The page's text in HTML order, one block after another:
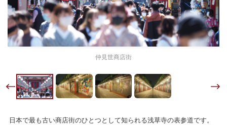
仲見世商店街
日本で最も古い商店街のひとつとして知られる浅草寺の表参道です。